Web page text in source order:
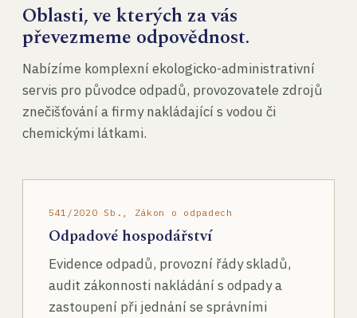
Oblasti, ve kterých za vás
převezmeme odpovědnost.
Nabízíme komplexní ekologicko-administrativní
servis pro původce odpadů, provozovatele zdrojů
znečišťování a firmy nakládající s vodou či
chemickými látkami.
541/2020 Sb., Zákon o odpadech
Odpadové hospodářství
Evidence odpadů, provozní řády skladů,
audit zákonnosti nakládání s odpady a
zastoupení při jednání se správními